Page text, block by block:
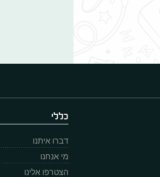
כללי
דברו איתנו
מי אנחנו
הצטרפו אלינו